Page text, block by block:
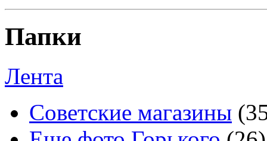
Папки
Лента
Советские магазины